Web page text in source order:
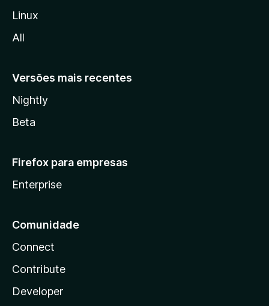
a
Linux
All
Versões mais recentes
Nightly
Beta
Firefox para empresas
Enterprise
Comunidade
Connect
Contribute
Developer